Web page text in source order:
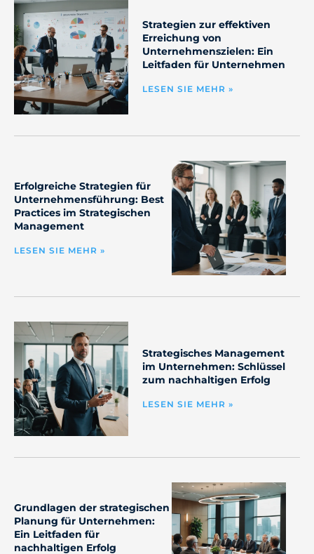
Strategien zur effektiven
Erreichung von
Unternehmenszielen: Ein
Leitfaden für Unternehmen
LESEN SIE MEHR »
Erfolgreiche Strategien für
Unternehmensführung: Best
Practices im Strategischen
Management
LESEN SIE MEHR »
Strategisches Management
im Unternehmen: Schlüssel
zum nachhaltigen Erfolg
LESEN SIE MEHR »
Grundlagen der strategischen
Planung für Unternehmen:
Ein Leitfaden für
nachhaltigen Erfolg